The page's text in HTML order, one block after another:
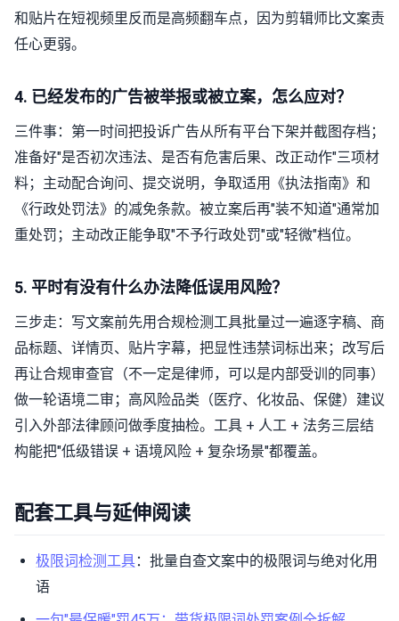
和贴片在短视频里反而是高频翻车点，因为剪辑师比文案责
任心更弱。
4. 已经发布的广告被举报或被立案，怎么应对？
三件事：第一时间把投诉广告从所有平台下架并截图存档；
准备好"是否初次违法、是否有危害后果、改正动作"三项材
料；主动配合询问、提交说明，争取适用《执法指南》和
《行政处罚法》的减免条款。被立案后再"装不知道"通常加
重处罚；主动改正能争取"不予行政处罚"或"轻微"档位。
5. 平时有没有什么办法降低误用风险？
三步走：写文案前先用合规检测工具批量过一遍逐字稿、商
品标题、详情页、贴片字幕，把显性违禁词标出来；改写后
再让合规审查官（不一定是律师，可以是内部受训的同事）
做一轮语境二审；高风险品类（医疗、化妆品、保健）建议
引入外部法律顾问做季度抽检。工具 + 人工 + 法务三层结
构能把"低级错误 + 语境风险 + 复杂场景"都覆盖。
配套工具与延伸阅读
极限词检测工具：批量自查文案中的极限词与绝对化用
语